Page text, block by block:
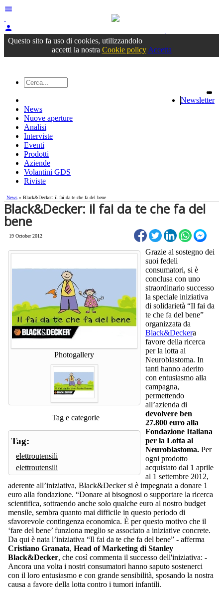
menu
person
Accedioppure registrati
Questo sito fa uso di cookies, utilizzandolo
accetti la nostra Cookie policy Accetta
Newsletter
News
Nuove aperture
Analisi
Interviste
Eventi
Prodotti
Aziende
Volantini GDS
Riviste
News » Black&Decker: il fai da te che fa del bene
Black&Decker: il fai da te che fa del
bene
19 October 2012
Photogallery
Tag e categorie
Tag:
elettroutensili
elettroutensili
Grazie al sostegno dei
suoi fedeli
consumatori, si è
conclusa con uno
straordinario successo
la speciale iniziativa
di solidarietà “Il fai da
te che fa del bene”
organizzata da
Black&Deckera
favore della ricerca
per la lotta al
Neuroblastoma. In
tanti hanno aderito
con entusiasmo alla
campagna,
permettendo
all’azienda di
devolvere ben
27.800 euro alla
Fondazione Italiana
per la Lotta al
Neuroblastoma. Per
ogni prodotto
acquistato dal 1 aprile
al 1 settembre 2012,
aderente all’iniziativa, Black&Decker si è impegnata a donare 1
euro alla fondazione. “Donare ai bisognosi o supportare la ricerca
scientifica, sottraendo anche solo qualche euro al nostro budget
mensile, sembra quanto mai difficile in questo periodo di
sfavorevole contingenza economica. È per questo motivo che il
‘fare del bene’ funziona meglio se associato a iniziative concrete.
Da qui è nata l’iniziativa “Il fai da te che fa del bene” - afferma
Cristiano Granata, Head of Marketing di Stanley
Black&Decker, che così commenta il successo dell'iniziativa: -
Ancora una volta i nostri consumatori hanno saputo sostenerci
con il loro entusiasmo e con grande sensibilità, sposando la nostra
causa a favore della lotta contro i tumori infantili.